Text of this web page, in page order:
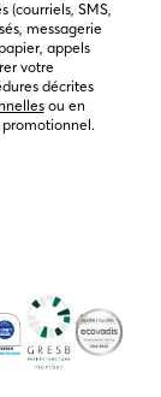
(courriels, SMS,
messagerie
appels
votre
décrites
ou en